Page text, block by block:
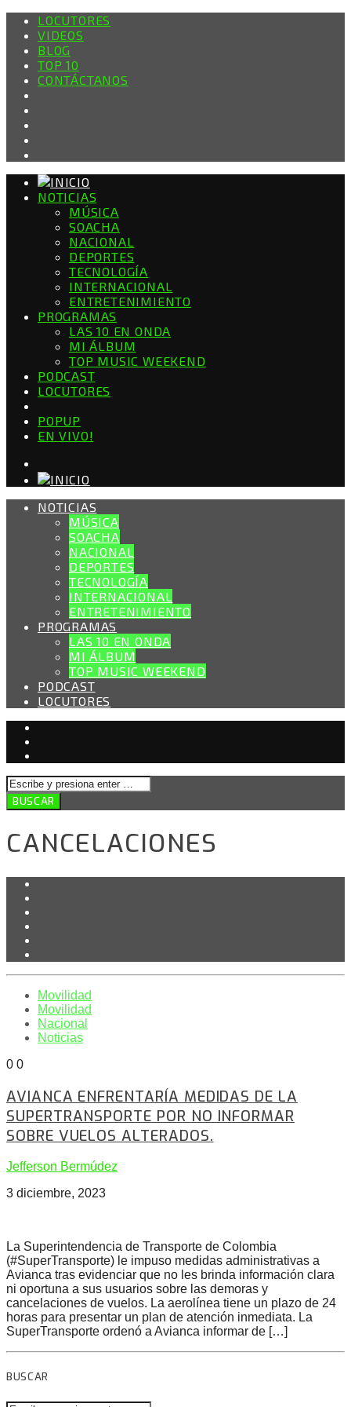
LOCUTORES
VIDEOS
BLOG
TOP 10
CONTÁCTANOS
NOTICIAS
MÚSICA
SOACHA
NACIONAL
DEPORTES
TECNOLOGÍA
INTERNACIONAL
ENTRETENIMIENTO
PROGRAMAS
LAS 10 EN ONDA
MI ÁLBUM
TOP MUSIC WEEKEND
PODCAST
LOCUTORES
POPUP
EN VIVO!
NOTICIAS
MÚSICA
SOACHA
NACIONAL
DEPORTES
TECNOLOGÍA
INTERNACIONAL
ENTRETENIMIENTO
PROGRAMAS
LAS 10 EN ONDA
MI ÁLBUM
TOP MUSIC WEEKEND
PODCAST
LOCUTORES
CANCELACIONES
Movilidad
Movilidad
Nacional
Noticias
0 0
AVIANCA ENFRENTARÍA MEDIDAS DE LA
SUPERTRANSPORTE POR NO INFORMAR
SOBRE VUELOS ALTERADOS.
Jefferson Bermúdez
3 diciembre, 2023
La Superintendencia de Transporte de Colombia
(#SuperTransporte) le impuso medidas administrativas a
Avianca tras evidenciar que no les brinda información clara
ni oportuna a sus usuarios sobre las demoras y
cancelaciones de vuelos. La aerolínea tiene un plazo de 24
horas para presentar un plan de atención inmediata. La
SuperTransporte ordenó a Avianca informar de […]
BUSCAR